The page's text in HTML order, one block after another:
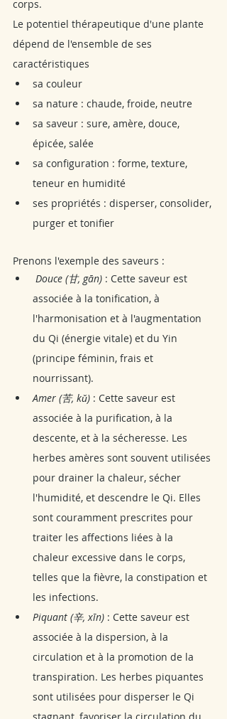
corps.
Le potentiel thérapeutique d'une plante
dépend de l'ensemble de ses
caractéristiques
sa couleur
sa nature : chaude, froide, neutre
sa saveur : sure, amère, douce,
épicée, salée
sa configuration : forme, texture,
teneur en humidité
ses propriétés : disperser, consolider,
purger et tonifier
Prenons l'exemple des saveurs :
Douce (甘, gān) : Cette saveur est
associée à la tonification, à
l'harmonisation et à l'augmentation
du Qi (énergie vitale) et du Yin
(principe féminin, frais et
nourrissant).
Amer (苦, kǔ) : Cette saveur est
associée à la purification, à la
descente, et à la sécheresse. Les
herbes amères sont souvent utilisées
pour drainer la chaleur, sécher
l'humidité, et descendre le Qi. Elles
sont couramment prescrites pour
traiter les affections liées à la
chaleur excessive dans le corps,
telles que la fièvre, la constipation et
les infections.
Piquant (辛, xīn) : Cette saveur est
associée à la dispersion, à la
circulation et à la promotion de la
transpiration. Les herbes piquantes
sont utilisées pour disperser le Qi